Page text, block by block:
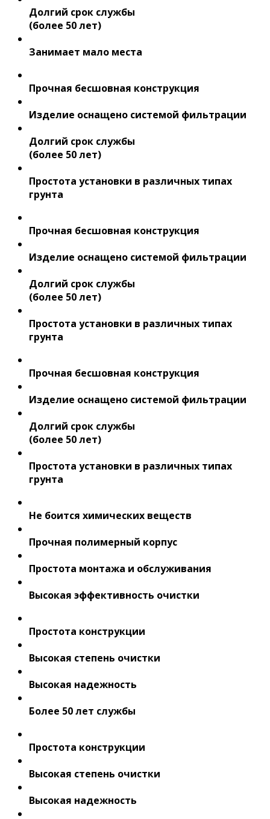
Долгий срок службы
(более 50 лет)
Занимает мало места
Прочная бесшовная конструкция
Изделие оснащено системой фильтрации
Долгий срок службы
(более 50 лет)
Простота установки в различных типах
грунта
Прочная бесшовная конструкция
Изделие оснащено системой фильтрации
Долгий срок службы
(более 50 лет)
Простота установки в различных типах
грунта
Прочная бесшовная конструкция
Изделие оснащено системой фильтрации
Долгий срок службы
(более 50 лет)
Простота установки в различных типах
грунта
Не боится химических веществ
Прочная полимерный корпус
Простота монтажа и обслуживания
Высокая эффективность очистки
Простота конструкции
Высокая степень очистки
Высокая надежность
Более 50 лет службы
Простота конструкции
Высокая степень очистки
Высокая надежность